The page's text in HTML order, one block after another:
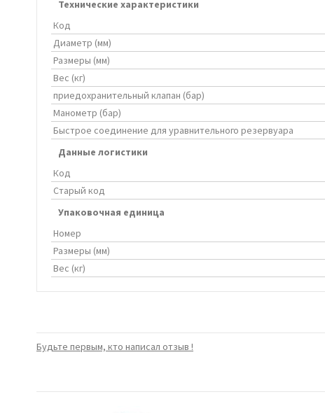
Технические характеристики
Код
Диаметр (мм)
Размеры (мм)
Вес (кг)
приедохранительный клапан (бар)
Манометр (бар)
Быстрое соединение для уравнительного резервуара
Данные логистики
Код
Старый код
Упаковочная единица
Номер
Размеры (мм)
Вес (кг)
Будьте первым, кто написал отзыв !